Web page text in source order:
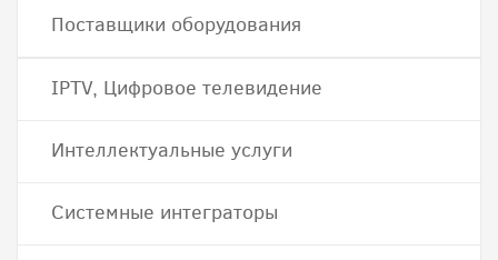
Поставщики оборудования
IPTV, Цифровое телевидение
Интеллектуальные услуги
Системные интеграторы